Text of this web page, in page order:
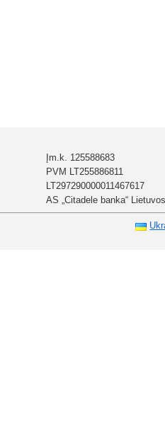
Įm.k. 125588683
PVM LT255886811
LT297290000011467617
AS „Citadele banka“